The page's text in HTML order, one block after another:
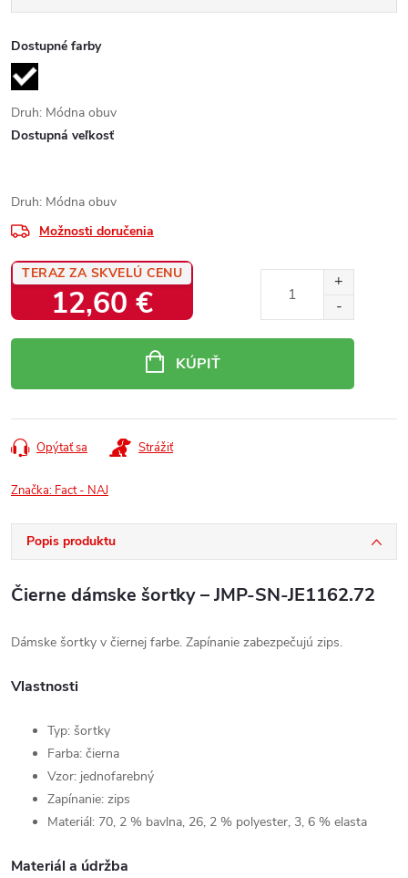
Dostupné farby
Druh: Módna obuv
Dostupná veľkosť
Druh: Módna obuv
Možnosti doručenia
TERAZ ZA SKVELÚ CENU
12,60 €
KÚPIŤ
Opýtať sa Strážiť
Značka: Fact - NAJ
Popis produktu
Čierne dámske šortky – JMP-SN-JE1162.72
Dámske šortky v čiernej farbe. Zapínanie zabezpečujú zips.
Vlastnosti
Typ: šortky
Farba: čierna
Vzor: jednofarebný
Zapínanie: zips
Materiál: 70, 2 % bavlna, 26, 2 % polyester, 3, 6 % elasta
Materiál a údržba